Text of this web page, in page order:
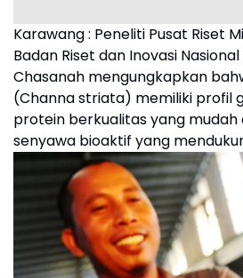
Karawang : Peneliti Pusat Riset
Badan Riset dan Inovasi
Chasanah mengungkapkan
(Channa striata) memiliki profil
protein berkualitas yang
senyawa bioaktif yang